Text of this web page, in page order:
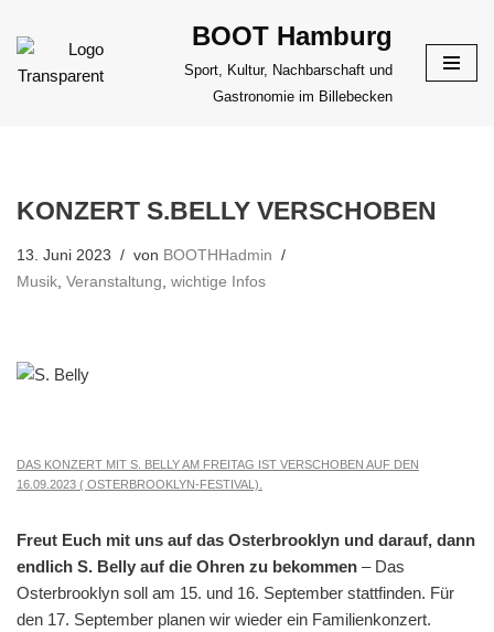
Zum
Inhalt
BOOT Hamburg
Sport, Kultur, Nachbarschaft und
Gastronomie im Billebecken
KONZERT S.BELLY VERSCHOBEN
13. Juni 2023 von BOOTHHadmin
Musik, Veranstaltung, wichtige Infos
DAS KONZERT MIT S. BELLY AM FREITAG IST VERSCHOBEN AUF DEN
16.09.2023 ( OSTERBROOKLYN-FESTIVAL).
Freut Euch mit uns auf das Osterbrooklyn und darauf, dann
endlich S. Belly auf die Ohren zu bekommen – Das
Osterbrooklyn soll am 15. und 16. September stattfinden. Für
den 17. September planen wir wieder ein Familienkonzert.